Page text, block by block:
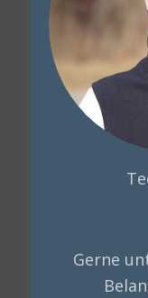
Gerne